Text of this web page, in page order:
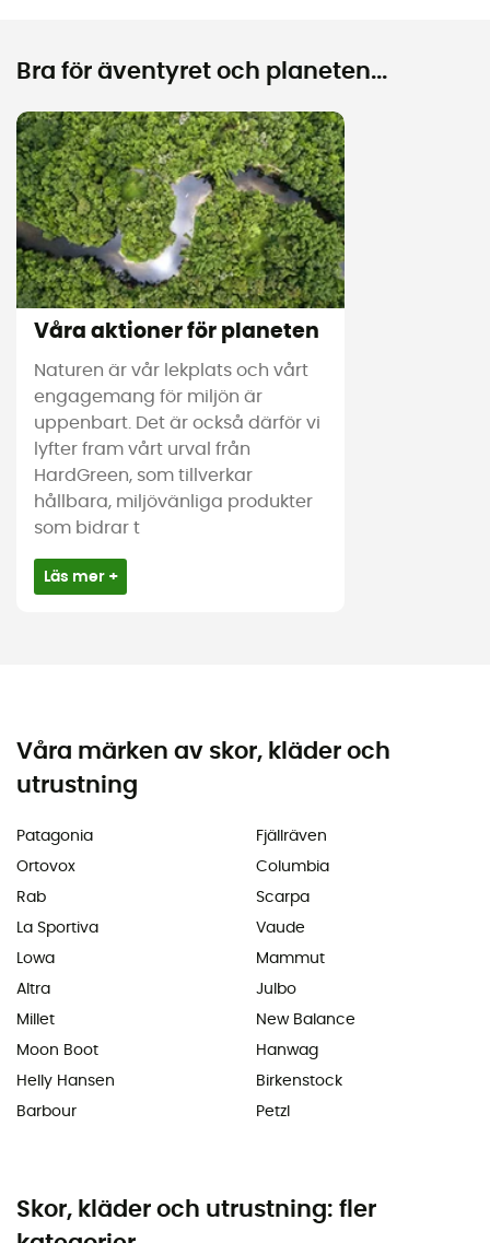
Bra för äventyret och planeten...
Våra aktioner för planeten
Naturen är vår lekplats och vårt
engagemang för miljön är
uppenbart. Det är också därför vi
lyfter fram vårt urval från
HardGreen, som tillverkar
hållbara, miljövänliga produkter
som bidrar t
Läs mer +
Våra märken av skor, kläder och
utrustning
Patagonia
Ortovox
Rab
La Sportiva
Lowa
Altra
Millet
Moon Boot
Helly Hansen
Barbour
Fjällräven
Columbia
Scarpa
Vaude
Mammut
Julbo
New Balance
Hanwag
Birkenstock
Petzl
Skor, kläder och utrustning: fler